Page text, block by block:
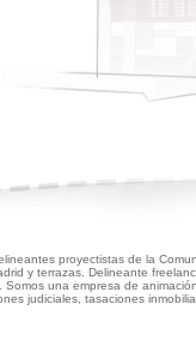
proyectistas de la
y terrazas. Delineante
una empresa de
judiciales, tasaciones